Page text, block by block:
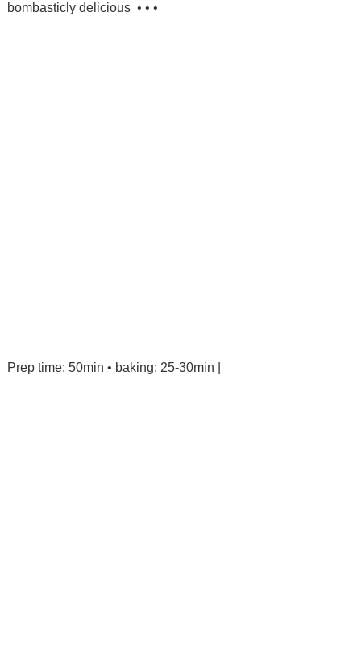
bombasticly delicious • • •
Prep time: 50min • baking: 25-30min |